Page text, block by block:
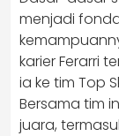
menjadi
karier Ferarri
ia ke tim Top
Bersama tim
juara,